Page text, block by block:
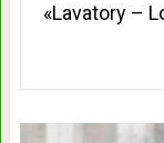
«Lavatory –